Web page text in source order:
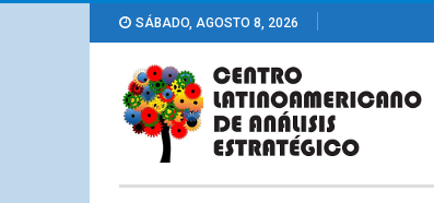
SÁBADO, AGOSTO 8, 2026